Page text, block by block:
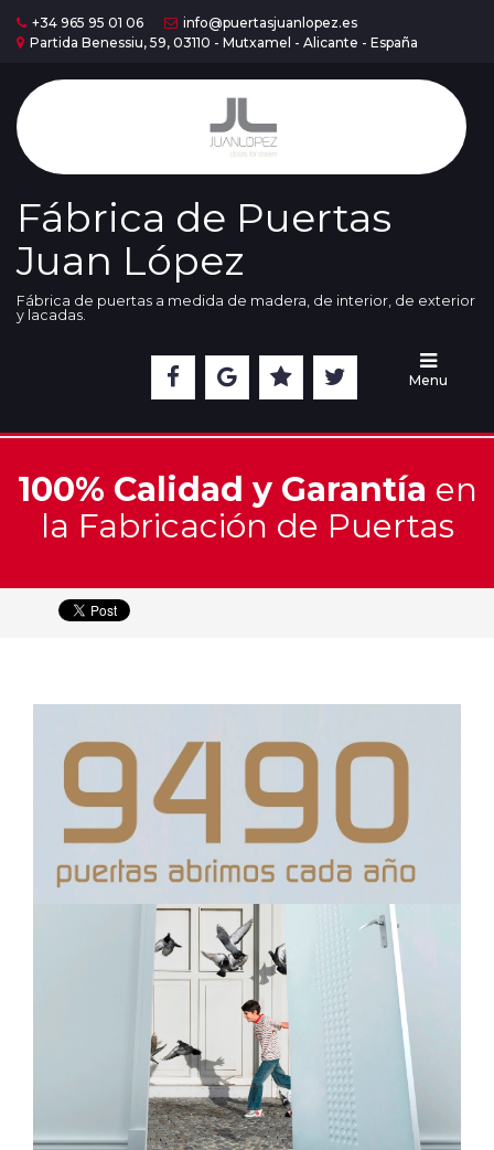
+34 965 95 01 06
info@puertasjuanlopez.es
Partida Benessiu, 59, 03110 - Mutxamel - Alicante - España
Fábrica de Puertas
Juan López
Fábrica de puertas a medida de madera, de interior, de exterior
y lacadas.
Menu
Home
Puertas
Serie
Puertas
Serie
Lac
Exposición
Acabados
Materiales
Catálogo
Interactivo
100% Calidad y Garantía en
la Fabricación de Puertas